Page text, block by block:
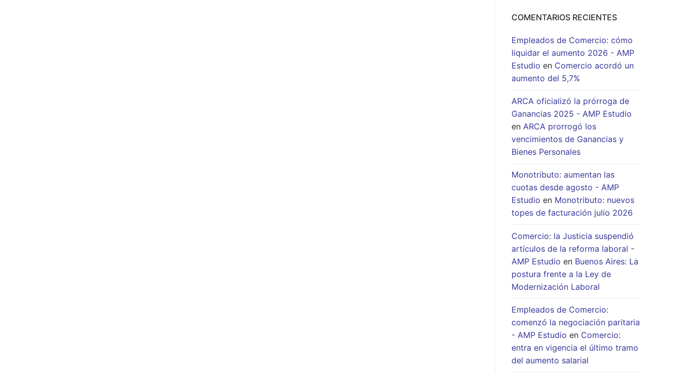
COMENTARIOS RECIENTES
Empleados de Comercio: cómo
liquidar el aumento 2026 - AMP
Estudio en Comercio acordó un
aumento del 5,7%
ARCA oficializó la prórroga de
Ganancias 2025 - AMP Estudio
en ARCA prorrogó los
vencimientos de Ganancias y
Bienes Personales
Monotributo: aumentan las
cuotas desde agosto - AMP
Estudio en Monotributo: nuevos
topes de facturación julio 2026
Comercio: la Justicia suspendió
artículos de la reforma laboral -
AMP Estudio en Buenos Aires: La
postura frente a la Ley de
Modernización Laboral
Empleados de Comercio:
comenzó la negociación paritaria
- AMP Estudio en Comercio:
entra en vigencia el último tramo
del aumento salarial